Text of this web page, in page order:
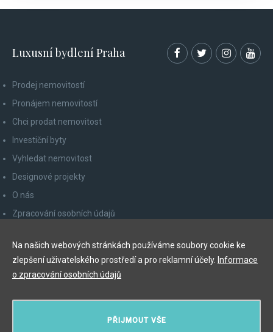
Luxusní bydlení Praha
Prodej nemovitostí
Pronájem nemovitostí
Chci prodat nemovitost
Investiční byty
Vyhledat nemovitost
Designové projekty
O nás
Zpracování osobních údajů
Odhlášení z newsletteru
PŘIJMOUT VŠE
Na našich webových stránkách používáme soubory cookie ke
zlepšení uživatelského prostředí a pro reklamní účely. Informace
o zpracování osobních údajů